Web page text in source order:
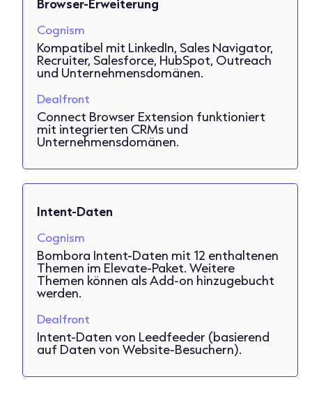
Browser-Erweiterung
Cognism
Kompatibel mit LinkedIn, Sales Navigator,
Recruiter, Salesforce, HubSpot, Outreach
und Unternehmensdomänen.
Dealfront
Connect Browser Extension funktioniert
mit integrierten CRMs und
Unternehmensdomänen.
Intent-Daten
Cognism
Bombora Intent-Daten mit 12 enthaltenen
Themen im Elevate-Paket. Weitere
Themen können als Add-on hinzugebucht
werden.
Dealfront
Intent-Daten von Leedfeeder (basierend
auf Daten von Website-Besuchern).